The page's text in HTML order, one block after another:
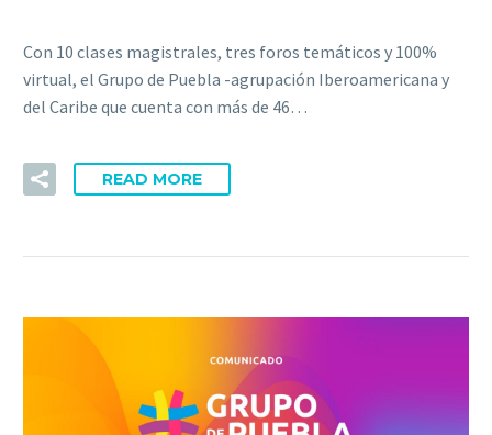
Con 10 clases magistrales, tres foros temáticos y 100%
virtual, el Grupo de Puebla -agrupación Iberoamericana y
del Caribe que cuenta con más de 46…
READ MORE